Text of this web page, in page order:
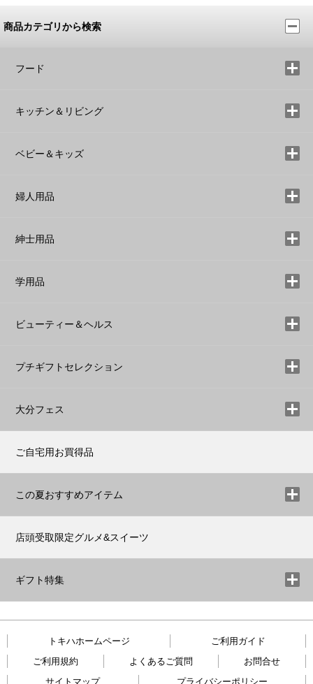
商品カテゴリから検索
フード
キッチン＆リビング
ベビー＆キッズ
婦人用品
紳士用品
学用品
ビューティー＆ヘルス
プチギフトセレクション
大分フェス
ご自宅用お買得品
この夏おすすめアイテム
店頭受取限定グルメ&スイーツ
ギフト特集
トキハホームページ
ご利用ガイド
ご利用規約
よくあるご質問
お問合せ
サイトマップ
プライバシーポリシー